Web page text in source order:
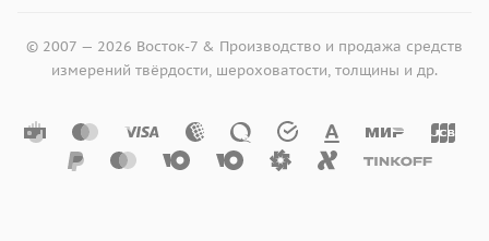
© 2007 — 2026 Восток-7 & Производство и продажа средств
измерений твёрдости, шероховатости, толщины и др.